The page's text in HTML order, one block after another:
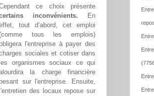
ce choix présente
inconvénients. En
tout d‘abord, cet emploi
tous les emplois)
l'entreprise à payer des
sociales et cotiser dans
les organismes sociaux ce qui
la charge financière
pesant sur l'entreprise. Ensuite,
l'entretien des locaux repose sur